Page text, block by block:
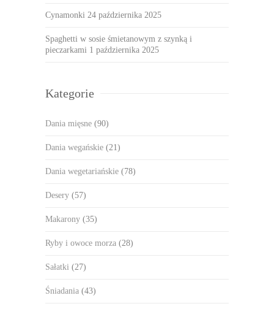
Cynamonki 24 października 2025
Spaghetti w sosie śmietanowym z szynką i
pieczarkami 1 października 2025
Kategorie
Dania mięsne (90)
Dania wegańskie (21)
Dania wegetariańskie (78)
Desery (57)
Makarony (35)
Ryby i owoce morza (28)
Sałatki (27)
Śniadania (43)